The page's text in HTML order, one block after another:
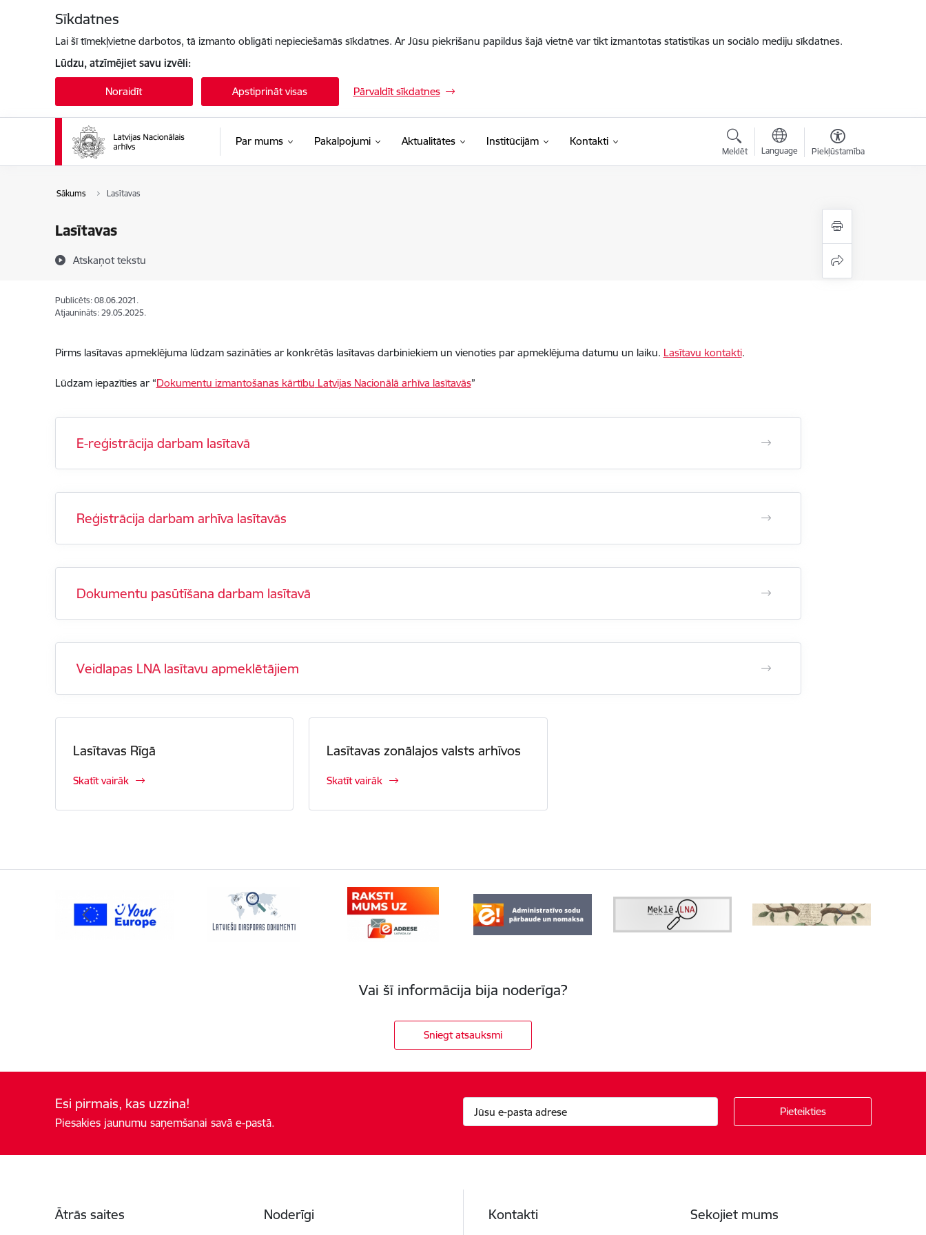
Sīkdatnes
Lai šī tīmekļvietne darbotos, tā izmanto obligāti nepieciešamās sīkdatnes. Ar Jūsu piekrišanu papildus šajā vietnē var tikt izmantotas statistikas un sociālo mediju sīkdatnes.
Lūdzu, atzīmējiet savu izvēli:
Noraidīt Apstiprināt visas Pārvaldīt sīkdatnes
Par mums Pakalpojumi Aktualitātes Institūcijām Kontakti
Meklēt Language Piekļūstamība
Sākums Lasītavas
Lasītavas
Atskaņot tekstu
Publicēts: 08.06.2021.
Atjaunināts: 29.05.2025.
Pirms lasītavas apmeklējuma lūdzam sazināties ar konkrētās lasītavas darbiniekiem un vienoties par apmeklējuma datumu un laiku. Lasītavu kontakti.
Lūdzam iepazīties ar “Dokumentu izmantošanas kārtību Latvijas Nacionālā arhīva lasītavās”
E-reģistrācija darbam lasītavā
Reģistrācija darbam arhīva lasītavās
Dokumentu pasūtīšana darbam lasītavā
Veidlapas LNA lasītavu apmeklētājiem
Lasītavas Rīgā
Skatīt vairāk
Lasītavas zonālajos valsts arhīvos
Skatīt vairāk
Vai šī informācija bija noderīga?
Sniegt atsauksmi
Esi pirmais, kas uzzina!
Piesakies jaunumu saņemšanai savā e-pastā.
Ātrās saites Noderīgi Kontakti Sekojiet mums